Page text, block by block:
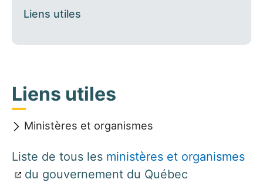
Liens utiles
Liens utiles
Ministères et organismes
Liste de tous les ministères et organismes
du gouvernement du Québec